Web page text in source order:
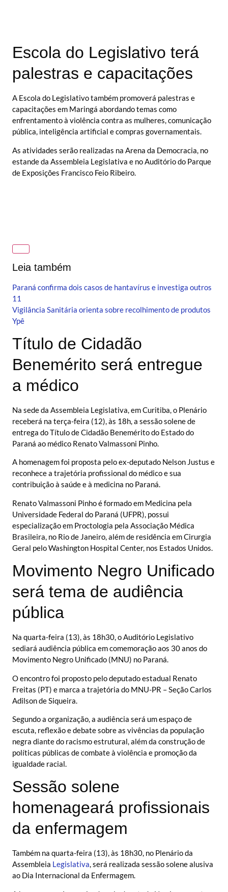
Escola do Legislativo terá
palestras e capacitações
A Escola do Legislativo também promoverá palestras e
capacitações em Maringá abordando temas como
enfrentamento à violência contra as mulheres, comunicação
pública, inteligência artificial e compras governamentais.
As atividades serão realizadas na Arena da Democracia, no
estande da Assembleia Legislativa e no Auditório do Parque
de Exposições Francisco Feio Ribeiro.
Leia também
Paraná confirma dois casos de hantavírus e investiga outros
11
Vigilância Sanitária orienta sobre recolhimento de produtos
Ypê
Título de Cidadão
Benemérito será entregue
a médico
Na sede da Assembleia Legislativa, em Curitiba, o Plenário
receberá na terça-feira (12), às 18h, a sessão solene de
entrega do Título de Cidadão Benemérito do Estado do
Paraná ao médico Renato Valmassoni Pinho.
A homenagem foi proposta pelo ex-deputado Nelson Justus e
reconhece a trajetória profissional do médico e sua
contribuição à saúde e à medicina no Paraná.
Renato Valmassoni Pinho é formado em Medicina pela
Universidade Federal do Paraná (UFPR), possui
especialização em Proctologia pela Associação Médica
Brasileira, no Rio de Janeiro, além de residência em Cirurgia
Geral pelo Washington Hospital Center, nos Estados Unidos.
Movimento Negro Unificado
será tema de audiência
pública
Na quarta-feira (13), às 18h30, o Auditório Legislativo
sediará audiência pública em comemoração aos 30 anos do
Movimento Negro Unificado (MNU) no Paraná.
O encontro foi proposto pelo deputado estadual Renato
Freitas (PT) e marca a trajetória do MNU-PR – Seção Carlos
Adilson de Siqueira.
Segundo a organização, a audiência será um espaço de
escuta, reflexão e debate sobre as vivências da população
negra diante do racismo estrutural, além da construção de
políticas públicas de combate à violência e promoção da
igualdade racial.
Sessão solene
homenageará profissionais
da enfermagem
Também na quarta-feira (13), às 18h30, no Plenário da
Assembleia Legislativa, será realizada sessão solene alusiva
ao Dia Internacional da Enfermagem.